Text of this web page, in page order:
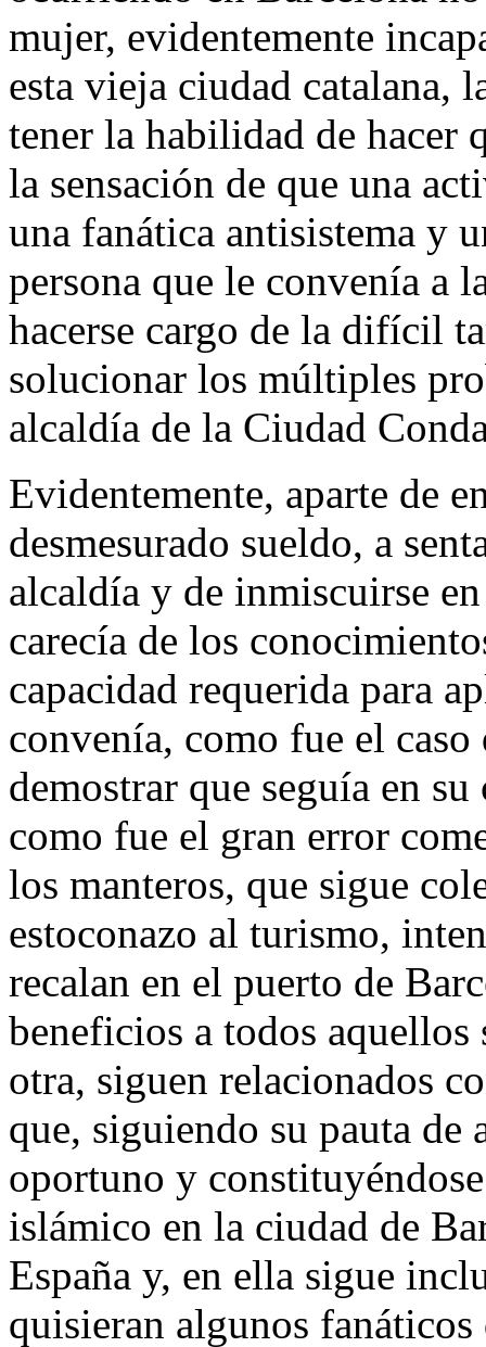
mujer, evidentemente
esta vieja ciudad catalana,
tener la habilidad de hacer
la sensación de que una
una fanática antisistema y
persona que le convenía a
hacerse cargo de la difícil
solucionar los múltiples
alcaldía de la Ciudad
Evidentemente, aparte de
desmesurado sueldo, a
alcaldía y de inmiscuirse
carecía de los
capacidad requerida para
convenía, como fue el
demostrar que seguía en
como fue el gran error
los manteros, que sigue
estoconazo al turismo,
recalan en el puerto de
beneficios a todos aquellos
otra, siguen relacionados
que, siguiendo su pauta de
oportuno y
islámico en la ciudad de
España y, en ella sigue
quisieran algunos